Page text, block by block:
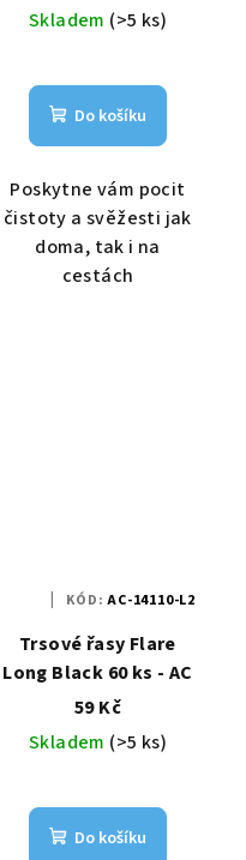
Skladem (>5 ks)
Do košíku
Poskytne vám pocit
čistoty a svěžesti jak
doma, tak i na
cestách
Trsové řasy Flare
Long Black 60 ks - AC
59 Kč
Skladem (>5 ks)
Do košíku
KÓD:AC-14110-L2